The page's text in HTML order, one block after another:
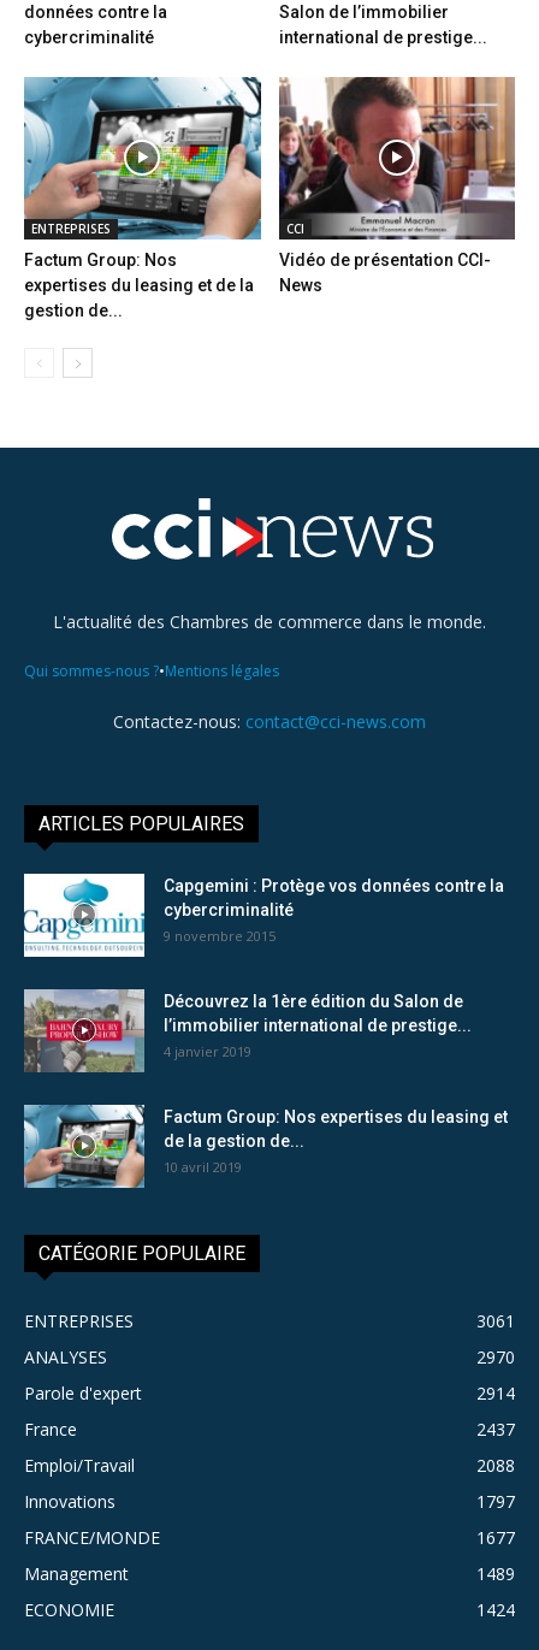
données contre la
cybercriminalité
Salon de l’immobilier
international de prestige...
ENTREPRISES
Factum Group: Nos
expertises du leasing et de la
gestion de...
CCI
Vidéo de présentation CCI-
News
L'actualité des Chambres de commerce dans le monde.
Qui sommes-nous ?•Mentions légales
Contactez-nous: contact@cci-news.com
ARTICLES POPULAIRES
Capgemini : Protège vos données contre la
cybercriminalité
9 novembre 2015
Découvrez la 1ère édition du Salon de
l’immobilier international de prestige...
4 janvier 2019
Factum Group: Nos expertises du leasing et
de la gestion de...
10 avril 2019
CATÉGORIE POPULAIRE
ENTREPRISES
3061
ANALYSES
2970
Parole d'expert
2914
France
2437
Emploi/Travail
2088
Innovations
1797
FRANCE/MONDE
1677
Management
1489
ECONOMIE
1424